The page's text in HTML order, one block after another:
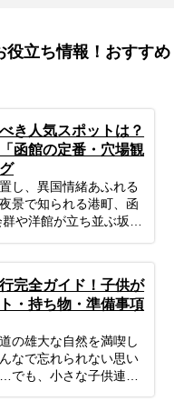
役立ち情報！おすすめ
き人気スポットは？
函館の定番・穴場観
し、異国情緒あふれる
景で知られる港町、函
や洋館が立ち並ぶ坂
す。 「函館に行きたい
るにはどうすればい
のために、今回はプロ
ーターが厳選した、目
観光スポットをご紹介
クな夜景から、朝一番
を感じる散策路まで幅
初めての方からリピー
完全ガイド！子供が
・持ち物・準備事項
の雄大な自然を満喫し
なで忘れられない思い
でも、小さな子供連れ